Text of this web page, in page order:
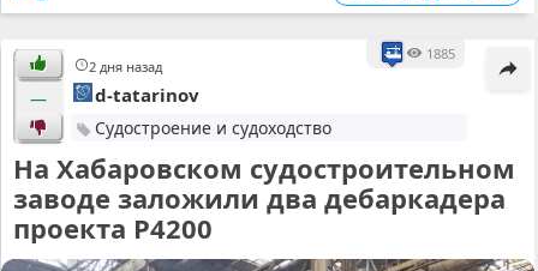
2 дня назад
1885
— d-tatarinov
Судостроение и судоходство
На Хабаровском судостроительном
заводе заложили два дебаркадера
проекта Р4200